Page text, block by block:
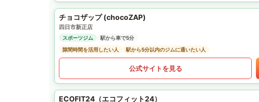
チョコザップ (chocoZAP)
四日市新正店
スポーツジム
駅から車で5分
隙間時間を活用したい人
駅から5分以内のジムに通いたい人
公式サイトを見る
ECOFIT24（エコフィット24）